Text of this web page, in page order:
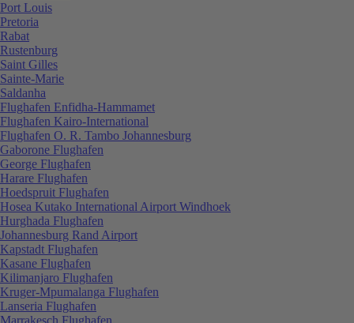
Port Louis
Pretoria
Rabat
Rustenburg
Saint Gilles
Sainte-Marie
Saldanha
Flughafen Enfidha-Hammamet
Flughafen Kairo-International
Flughafen O. R. Tambo Johannesburg
Gaborone Flughafen
George Flughafen
Harare Flughafen
Hoedspruit Flughafen
Hosea Kutako International Airport Windhoek
Hurghada Flughafen
Johannesburg Rand Airport
Kapstadt Flughafen
Kasane Flughafen
Kilimanjaro Flughafen
Kruger-Mpumalanga Flughafen
Lanseria Flughafen
Marrakesch Flughafen